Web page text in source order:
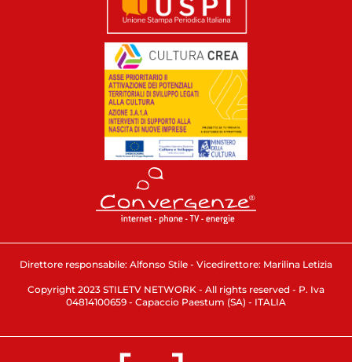
Direttore responsabile: Alfonso Stile - Vicedirettore: Marilina Letizia
Copyright 2023 STILETV NETWORK - All rights reserved - P. Iva
04814100659 - Capaccio Paestum (SA) - ITALIA